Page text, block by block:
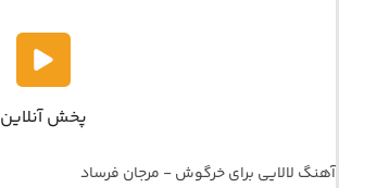
پخش آنلاین
آهنگ لالایی برای خرگوش - مرجان فرساد